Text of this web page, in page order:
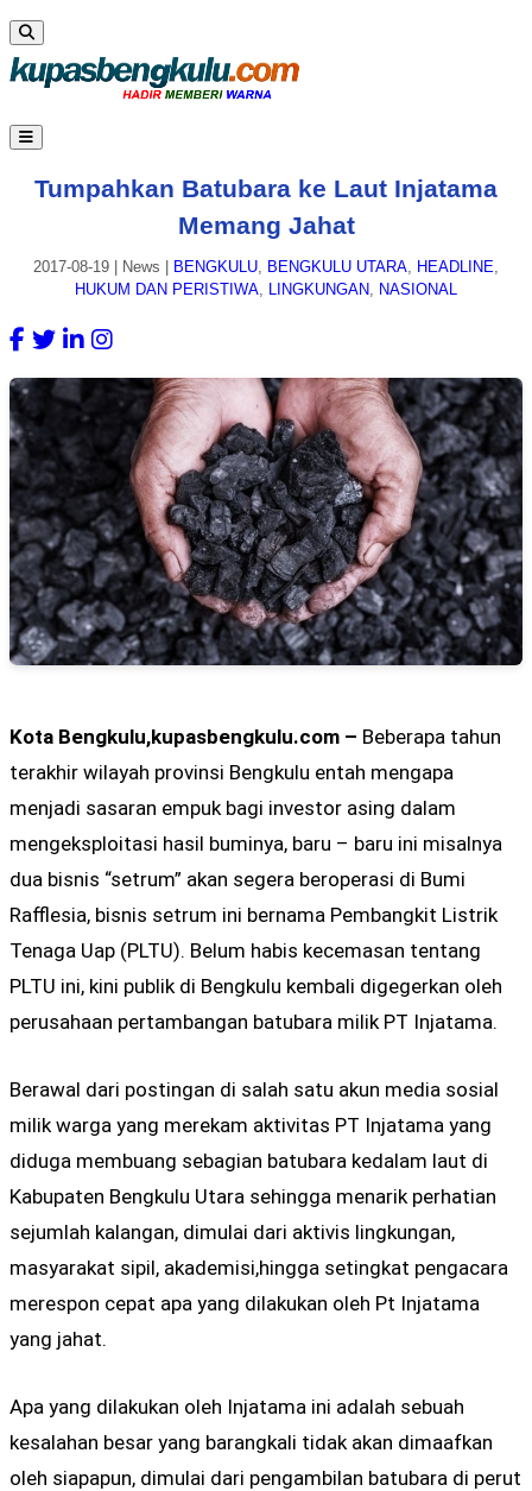
Tumpahkan Batubara ke Laut Injatama
Memang Jahat
2017-08-19 News BENGKULU, BENGKULU UTARA, HEADLINE,
HUKUM DAN PERISTIWA, LINGKUNGAN, NASIONAL
Kota Bengkulu,kupasbengkulu.com – Beberapa tahun
terakhir wilayah provinsi Bengkulu entah mengapa
menjadi sasaran empuk bagi investor asing dalam
mengeksploitasi hasil buminya, baru – baru ini misalnya
dua bisnis “setrum” akan segera beroperasi di Bumi
Rafflesia, bisnis setrum ini bernama Pembangkit Listrik
Tenaga Uap (PLTU). Belum habis kecemasan tentang
PLTU ini, kini publik di Bengkulu kembali digegerkan oleh
perusahaan pertambangan batubara milik PT Injatama.
Berawal dari postingan di salah satu akun media sosial
milik warga yang merekam aktivitas PT Injatama yang
diduga membuang sebagian batubara kedalam laut di
Kabupaten Bengkulu Utara sehingga menarik perhatian
sejumlah kalangan, dimulai dari aktivis lingkungan,
masyarakat sipil, akademisi,hingga setingkat pengacara
merespon cepat apa yang dilakukan oleh Pt Injatama
yang jahat.
Apa yang dilakukan oleh Injatama ini adalah sebuah
kesalahan besar yang barangkali tidak akan dimaafkan
oleh siapapun, dimulai dari pengambilan batubara di perut